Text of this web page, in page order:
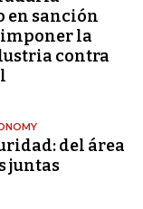
en sanción
imponer la
contra
del área
juntas